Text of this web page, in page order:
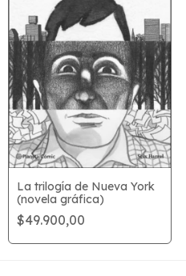
La trilogía de Nueva York
(novela gráfica)
$49.900,00